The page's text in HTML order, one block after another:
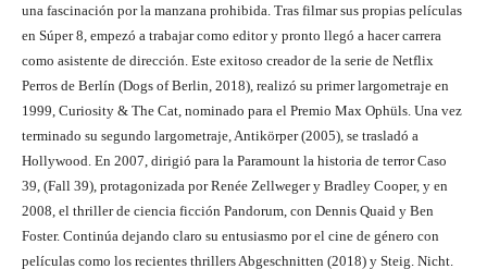
una fascinación por la manzana prohibida. Tras filmar sus propias películas
en Súper 8, empezó a trabajar como editor y pronto llegó a hacer carrera
como asistente de dirección. Este exitoso creador de la serie de Netflix
Perros de Berlín (Dogs of Berlin, 2018), realizó su primer largometraje en
1999, Curiosity & The Cat, nominado para el Premio Max Ophüls. Una vez
terminado su segundo largometraje, Antikörper (2005), se trasladó a
Hollywood. En 2007, dirigió para la Paramount la historia de terror Caso
39, (Fall 39), protagonizada por Renée Zellweger y Bradley Cooper, y en
2008, el thriller de ciencia ficción Pandorum, con Dennis Quaid y Ben
Foster. Continúa dejando claro su entusiasmo por el cine de género con
películas como los recientes thrillers Abgeschnitten (2018) y Steig. Nicht.